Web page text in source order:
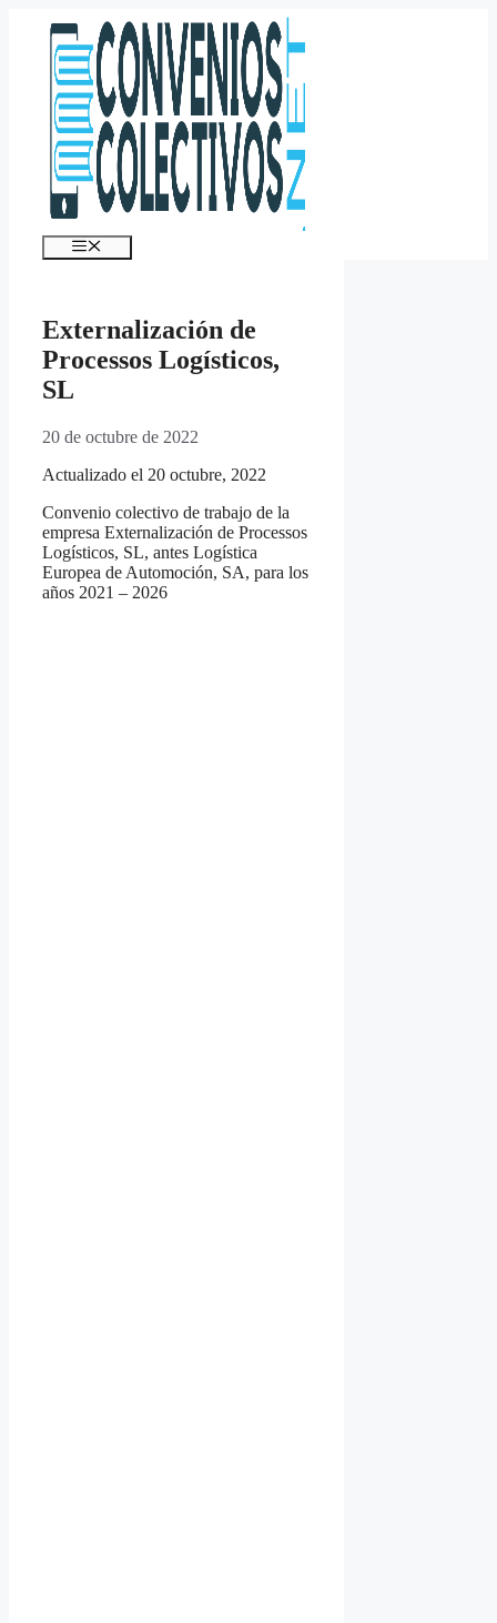
contenido
Menú
Externalización de
Processos Logísticos,
SL
20 de octubre de 2022
Actualizado el 20 octubre, 2022
Convenio colectivo de trabajo de la
empresa Externalización de Processos
Logísticos, SL, antes Logística
Europea de Automoción, SA, para los
años 2021 – 2026